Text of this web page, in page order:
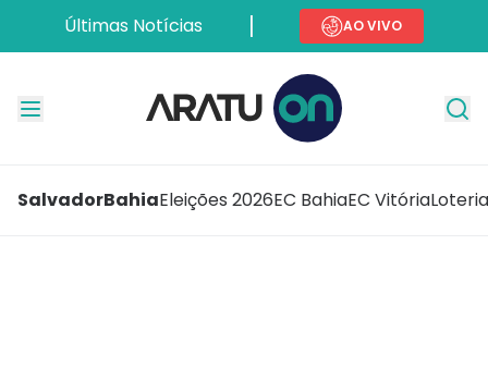
Últimas Notícias AO VIVO
SalvadorBahiaEleições 2026EC BahiaEC Vitória